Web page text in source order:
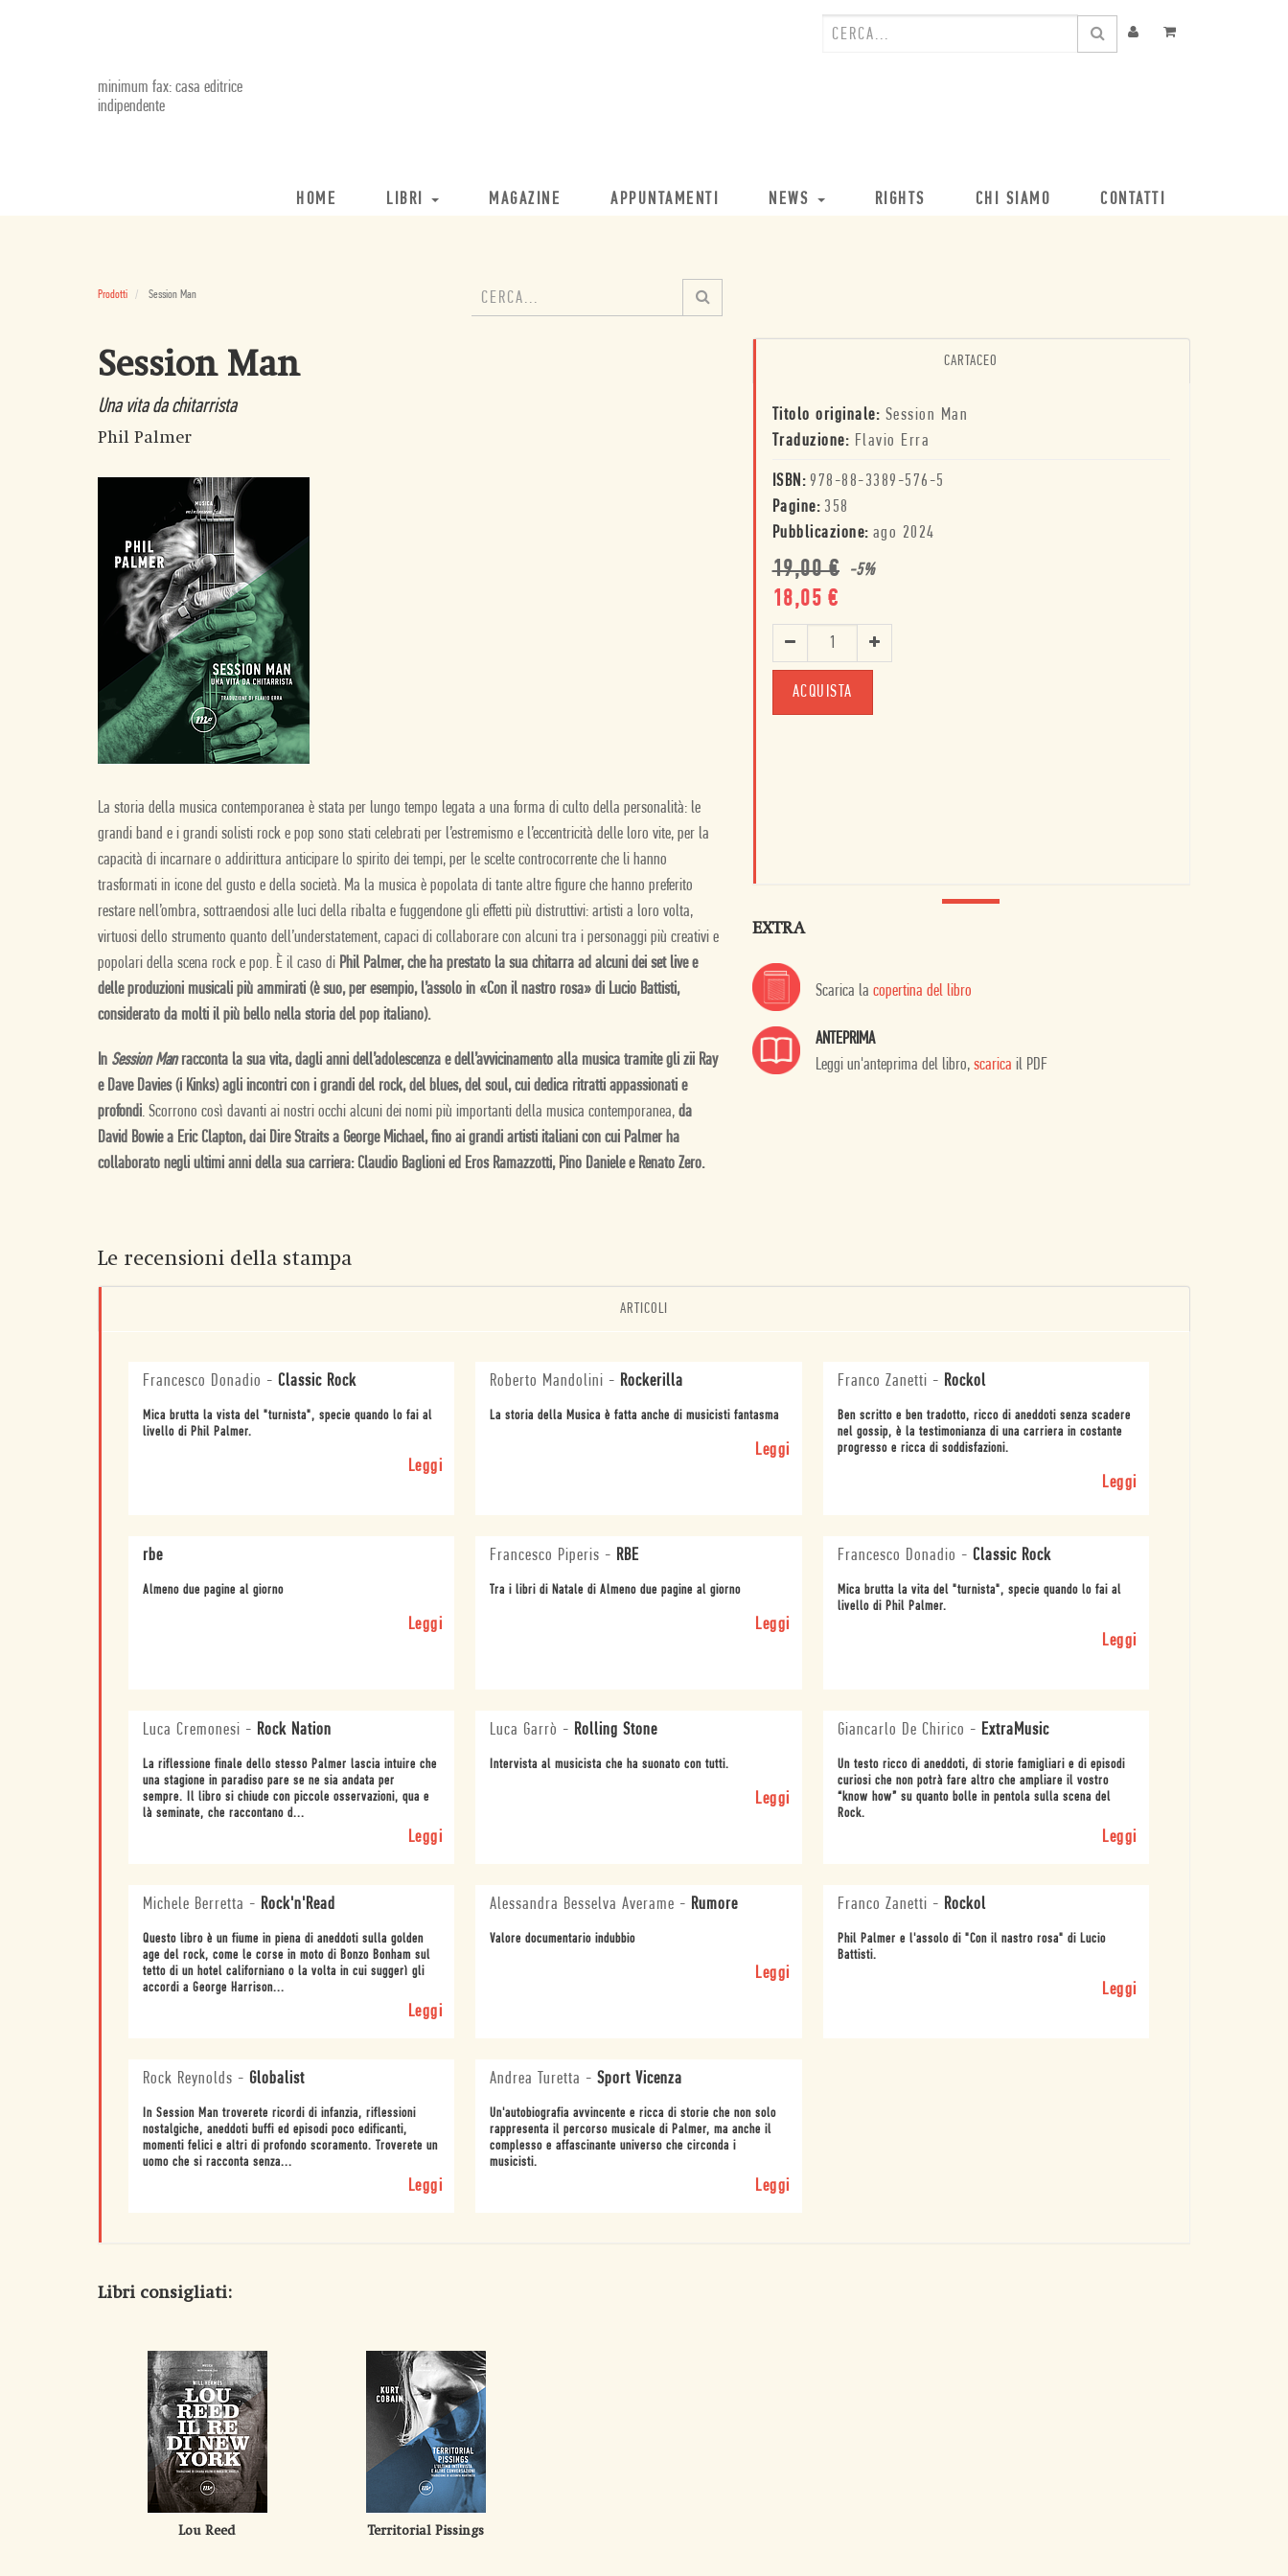
minimum fax: casa editrice
indipendente
HOME LIBRI MAGAZINE APPUNTAMENTI NEWS RIGHTS CHI SIAMO CONTATTI
Prodotti Session Man
Session Man
Una vita da chitarrista
Phil Palmer
La storia della musica contemporanea è stata per lungo tempo legata a una forma di culto della personalità: le
grandi band e i grandi solisti rock e pop sono stati celebrati per l’estremismo e l’eccentricità delle loro vite, per la
capacità di incarnare o addirittura anticipare lo spirito dei tempi, per le scelte controcorrente che li hanno
trasformati in icone del gusto e della società. Ma la musica è popolata di tante altre figure che hanno preferito
restare nell’ombra, sottraendosi alle luci della ribalta e fuggendone gli effetti più distruttivi: artisti a loro volta,
virtuosi dello strumento quanto dell’understatement, capaci di collaborare con alcuni tra i personaggi più creativi e
popolari della scena rock e pop. È il caso di Phil Palmer, che ha prestato la sua chitarra ad alcuni dei set live e
delle produzioni musicali più ammirati (è suo, per esempio, l’assolo in «Con il nastro rosa» di Lucio Battisti,
considerato da molti il più bello nella storia del pop italiano).
In Session Manracconta la sua vita, dagli anni dell’adolescenza e dell’avvicinamento alla musica tramite gli zii Ray
e Dave Davies (i Kinks) agli incontri con i grandi del rock, del blues, del soul, cui dedica ritratti appassionati e
profondi. Scorrono così davanti ai nostri occhi alcuni dei nomi più importanti della musica contemporanea, da
David Bowie a Eric Clapton, dai Dire Straits a George Michael, fino ai grandi artisti italiani con cui Palmer ha
collaborato negli ultimi anni della sua carriera: Claudio Baglioni ed Eros Ramazzotti, Pino Daniele e Renato Zero.
CARTACEO
Titolo originale: Session Man
Traduzione: Flavio Erra
ISBN: 978-88-3389-576-5
Pagine: 358
Pubblicazione: ago 2024
19,00€ -5%
18,05 €
ACQUISTA
EXTRA
Scarica la copertina del libro
ANTEPRIMA
Leggi un'anteprima del libro, scarica il PDF
Le recensioni della stampa
ARTICOLI
Francesco Donadio - Classic Rock
Mica brutta la vista del "turnista", specie quando lo fai al
livello di Phil Palmer.
Leggi
Roberto Mandolini - Rockerilla
La storia della Musica è fatta anche di musicisti fantasma
Leggi
Franco Zanetti - Rockol
Ben scritto e ben tradotto, ricco di aneddoti senza scadere
nel gossip, è la testimonianza di una carriera in costante
progresso e ricca di soddisfazioni.
Leggi
rbe
Almeno due pagine al giorno
Leggi
Francesco Piperis - RBE
Tra i libri di Natale di Almeno due pagine al giorno
Leggi
Francesco Donadio - Classic Rock
Mica brutta la vita del "turnista", specie quando lo fai al
livello di Phil Palmer.
Leggi
Luca Cremonesi - Rock Nation
La riflessione finale dello stesso Palmer lascia intuire che
una stagione in paradiso pare se ne sia andata per
sempre. Il libro si chiude con piccole osservazioni, qua e
là seminate, che raccontano d...
Leggi
Luca Garrò - Rolling Stone
Intervista al musicista che ha suonato con tutti.
Leggi
Giancarlo De Chirico - ExtraMusic
Un testo ricco di aneddoti, di storie famigliari e di episodi
curiosi che non potrà fare altro che ampliare il vostro
“know how” su quanto bolle in pentola sulla scena del
Rock.
Leggi
Michele Berretta - Rock'n'Read
Questo libro è un fiume in piena di aneddoti sulla golden
age del rock, come le corse in moto di Bonzo Bonham sul
tetto di un hotel californiano o la volta in cui suggerì gli
accordi a George Harrison...
Leggi
Alessandra Besselva Averame - Rumore
Valore documentario indubbio
Leggi
Franco Zanetti - Rockol
Phil Palmer e l'assolo di "Con il nastro rosa" di Lucio
Battisti.
Leggi
Rock Reynolds - Globalist
In Session Man troverete ricordi di infanzia, riflessioni
nostalgiche, aneddoti buffi ed episodi poco edificanti,
momenti felici e altri di profondo scoramento. Troverete un
uomo che si racconta senza...
Leggi
Andrea Turetta -Sport Vicenza
Un'autobiografia avvincente e ricca di storie che non solo
rappresenta il percorso musicale di Palmer, ma anche il
complesso e affascinante universo che circonda i
musicisti.
Leggi
Libri consigliati:
Lou Reed Territorial Pissings